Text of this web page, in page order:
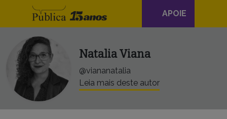
Skip to content
Navegação
principal
APOIE
Natalia Viana
@viananatalia
Leia mais deste autor